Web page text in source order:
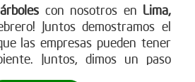
con nosotros en Lima,
Juntos demostramos el
las empresas pueden tener
Juntos, dimos un paso